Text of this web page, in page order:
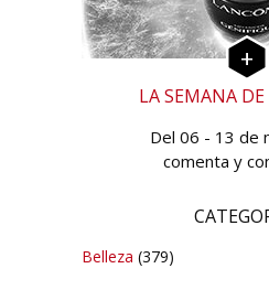
LA SEMANA
Del 06 - 13 de
comenta y
Belleza (379)